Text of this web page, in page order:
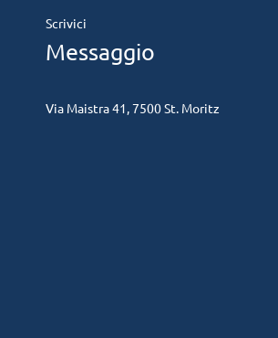
Scrivici
Messaggio
Via Maistra 41, 7500 St. Moritz